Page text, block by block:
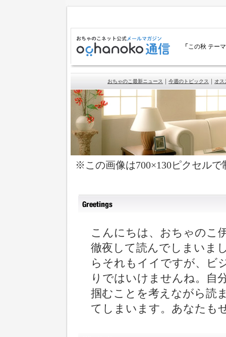
「 この秋 テー
おちゃのこ最新ニュース ｜ 今週のトピックス ｜ オス
※この画像は700×130ピクセル
こんにちは、おちゃのこ
徹夜して読んでしまいま
らそれもイイですが、ビ
りではいけませんね。自
掴むことを考えながら読
てしまいます。あなたも